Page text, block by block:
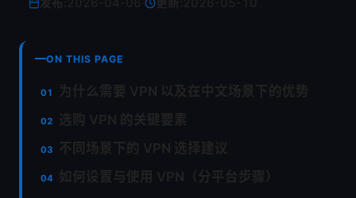
更新:
ON THIS PAGE